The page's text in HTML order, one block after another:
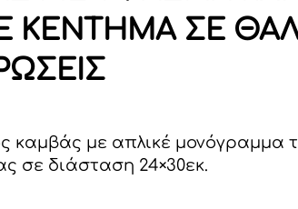
ΚΕΝΤΗΜΑ ΣΕ
καμβάς με απλικέ μονόγραμμα
σε διάσταση 24×30εκ.